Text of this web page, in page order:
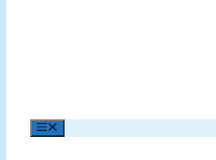
Menú